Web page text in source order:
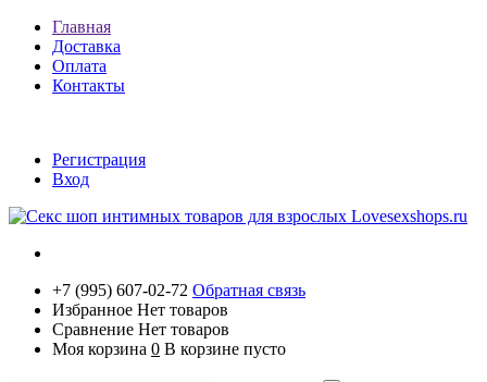
Главная
Доставка
Оплата
Контакты
Регистрация
Вход
+7 (995) 607-02-72 Обратная связь
Избранное Нет товаров
Сравнение Нет товаров
Моя корзина 0 В корзине пусто